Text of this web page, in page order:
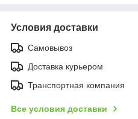
Условия доставки
Самовывоз
Доставка курьером
Транспортная компания
Все условия доставки